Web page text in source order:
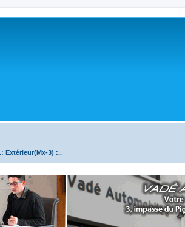
Extérieur(Mx-3) :..